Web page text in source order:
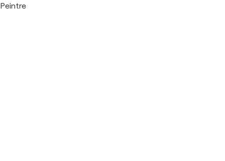
Peintre